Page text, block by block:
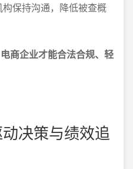
保持沟通，降低被查概
商企业才能合法合规、轻
决策与绩效追